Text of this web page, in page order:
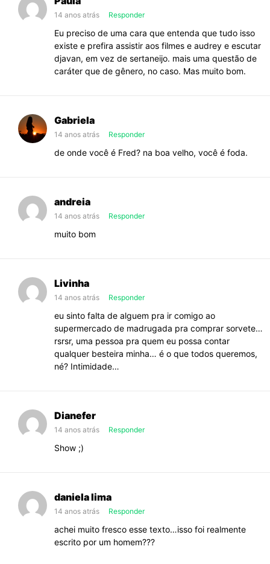
14 anos atrás Responder
Eu preciso de uma cara que entenda que tudo isso
existe e prefira assistir aos filmes e audrey e escutar
djavan, em vez de sertaneijo. mais uma questão de
caráter que de gênero, no caso. Mas muito bom.
Gabriela
14 anos atrás Responder
de onde você é Fred? na boa velho, você é foda.
andreia
14 anos atrás Responder
muito bom
Livinha
14 anos atrás Responder
eu sinto falta de alguem pra ir comigo ao
supermercado de madrugada pra comprar sorvete…
rsrsr, uma pessoa pra quem eu possa contar
qualquer besteira minha… é o que todos queremos,
né? Intimidade…
Dianefer
14 anos atrás Responder
Show ;)
daniela lima
14 anos atrás Responder
achei muito fresco esse texto…isso foi realmente
escrito por um homem???